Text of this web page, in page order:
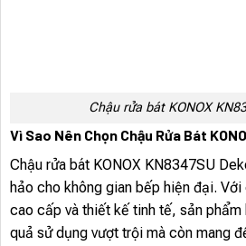
Chậu rửa bát KONOX
Vì Sao Nên Chọn Chậu Rửa Bát
Chậu rửa bát KONOX KN8347SU
hảo cho không gian bếp hiện đại.
cao cấp và thiết kế tinh tế, sản
quả sử dụng vượt trội mà còn mang